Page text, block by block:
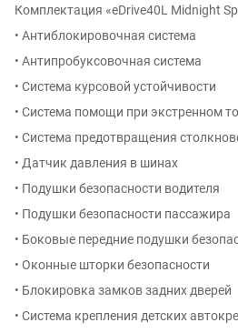
Комплектация «eDrive40L Midnight
• Антиблокировочная система
• Антипробуксовочная система
• Система курсовой устойчивости
• Система помощи при экстренном
• Система предотвращения
• Датчик давления в шинах
• Подушки безопасности водителя
• Подушки безопасности пассажира
• Боковые передние подушки
• Оконные шторки безопасности
• Блокировка замков задних дверей
• Система крепления детских